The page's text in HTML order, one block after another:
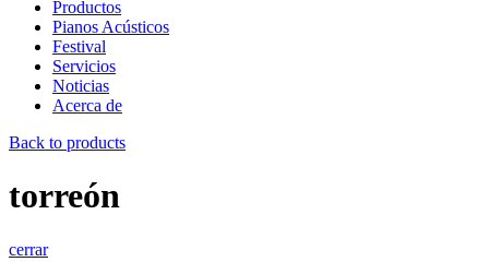
Productos
Pianos Acústicos
Festival
Servicios
Noticias
Acerca de
Back to products
torreón
cerrar